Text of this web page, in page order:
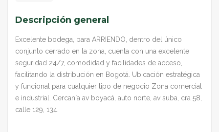
Descripción general
Excelente bodega, para ARRIENDO, dentro del único
conjunto cerrado en la zona, cuenta con una excelente
seguridad 24/7, comodidad y facilidades de acceso,
facilitando la distribución en Bogotá. Ubicación estratégica
y funcional para cualquier tipo de negocio Zona comercial
e industrial. Cercanía av boyacá, auto norte, av suba, cra 58,
calle 129, 134.